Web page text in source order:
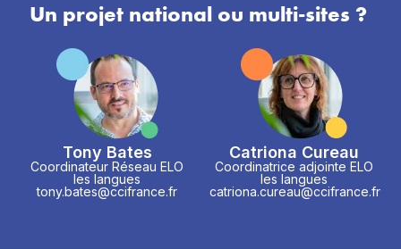
Un projet national ou multi-sites ?
Tony Bates
Coordinateur Réseau ELO
les langues
tony.bates@ccifrance.fr
Catriona Cureau
Coordinatrice adjointe ELO
les langues
catriona.cureau@ccifrance.fr